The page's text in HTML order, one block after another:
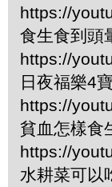
https://
食生食到頭
https://
日夜福樂4
https://
貧血怎樣食
https://
水耕菜可以